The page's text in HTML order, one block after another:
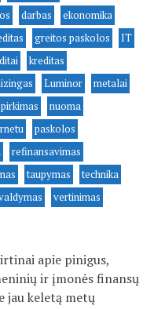
darbas
ekonomika
greitos paskolos
IT
kreditas
Luminor
metalai
nuoma
paskolos
refinansavimas
taupymas
technika
vertinimas
apie pinigus,
ir įmonės finansų
jau keletą metų